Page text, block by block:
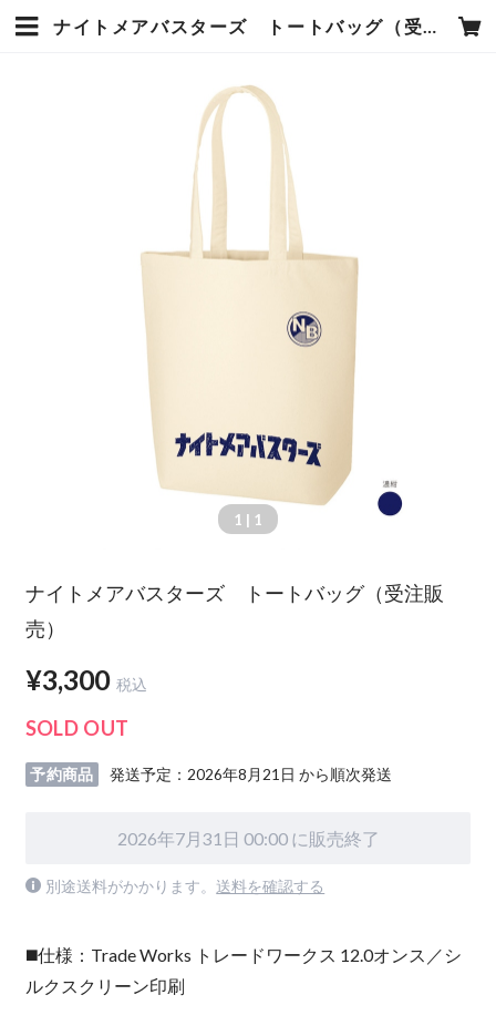
ナイトメアバスターズ トートバッグ（受注販売） | トースト
1 | 1
ナイトメアバスターズ トートバッグ（受注販
売）
¥3,300 税込
SOLD OUT
予約商品 発送予定：2026年8月21日 から順次発送
2026年7月31日 00:00 に販売終了
別途送料がかかります。 送料を確認する
◼️仕様：Trade Works トレードワークス 12.0オンス／シ
ルクスクリーン印刷